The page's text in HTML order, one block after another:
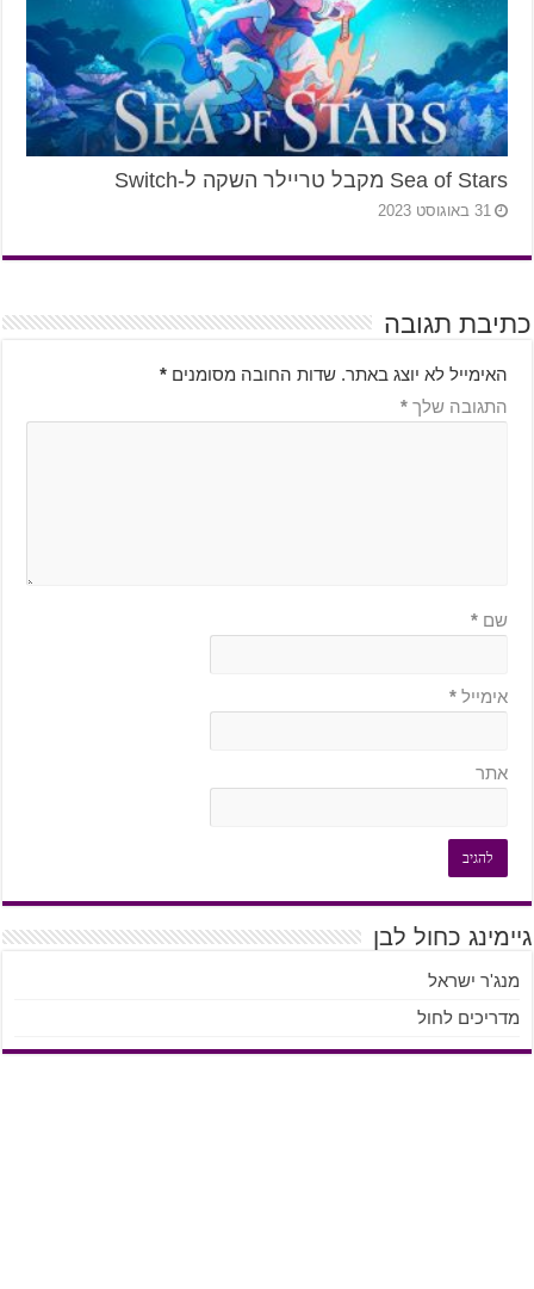
Sea of Stars מקבל טריילר השקה ל-Switch
31 באוגוסט 2023
כתיבת תגובה
האימייל לא יוצג באתר. שדות החובה מסומנים *
התגובה שלך *
שם *
אימייל *
אתר
גיימינג כחול לבן
מנג'ר ישראל
מדריכים לחול